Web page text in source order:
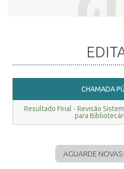
CHAMADA
Resultado Final - Revisão
para
AGUARDE NOVAS